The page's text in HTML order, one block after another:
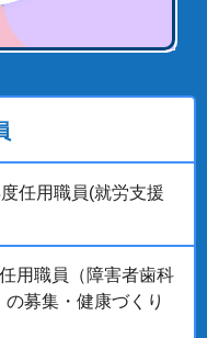
任用職員(就労支援
用職員（障害者歯科
募集・健康づくり